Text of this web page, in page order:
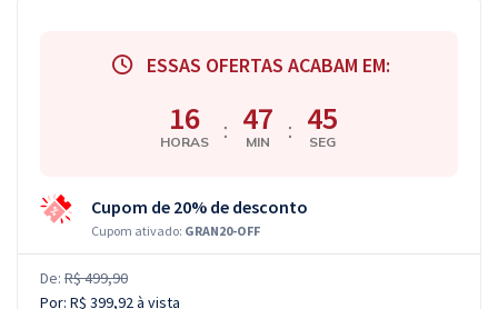
ESSAS OFERTAS ACABAM EM:
16
HORAS : 47
MIN : 45
SEG
Cupom de 20% de desconto
Cupom ativado: GRAN20-OFF
De: R$ 499,90
Por: R$ 399,92à vista